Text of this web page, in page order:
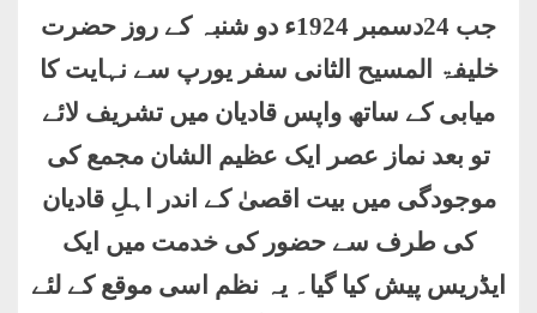
جب 24دسمبر 1924ء دو شنبہ کے روز حضرت
خلیفۃ المسیح الثانی سفر یورپ سے نہایت کا
میابی کے ساتھ واپس قادیان میں تشریف لائے
تو بعد نماز عصر ایک عظیم الشان مجمع کی
موجودگی میں بیت اقصیٰ کے اندر اہلِ قادیان
کی طرف سے حضور کی خدمت میں ایک
ایڈریس پیش کیا گیا۔ یہ نظم اسی موقع کے لئے